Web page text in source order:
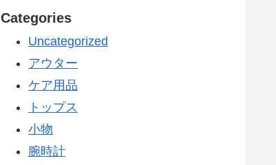
Categories
Uncategorized
アウター
ケア用品
トップス
小物
腕時計